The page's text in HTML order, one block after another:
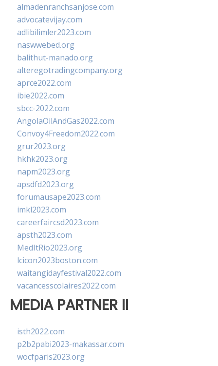
almadenranchsanjose.com
advocatevijay.com
adlibilimler2023.com
naswwebed.org
balithut-manado.org
alteregotradingcompany.org
aprce2022.com
ibie2022.com
sbcc-2022.com
AngolaOilAndGas2022.com
Convoy4Freedom2022.com
grur2023.org
hkhk2023.org
napm2023.org
apsdfd2023.org
forumausape2023.com
imkl2023.com
careerfaircsd2023.com
apsth2023.com
MedItRio2023.org
lcicon2023boston.com
waitangidayfestival2022.com
vacancesscolaires2022.com
MEDIA PARTNER II
isth2022.com
p2b2pabi2023-makassar.com
wocfparis2023.org